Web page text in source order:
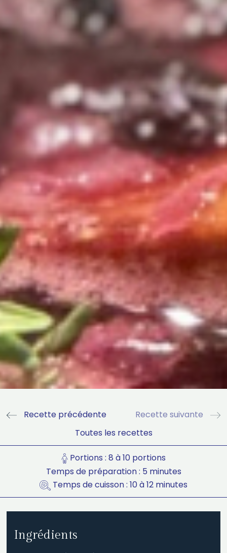
Recette précédente
Toutes les recettes
Recette suivante
Portions : 8 à 10 portions
Temps de préparation : 5 minutes
Temps de cuisson : 10 à 12 minutes
Ingrédients